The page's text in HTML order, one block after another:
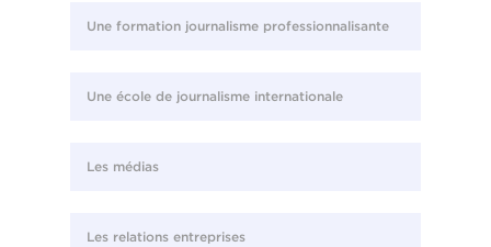
Une formation journalisme professionnalisante
Une école de journalisme internationale
Les médias
Les relations entreprises